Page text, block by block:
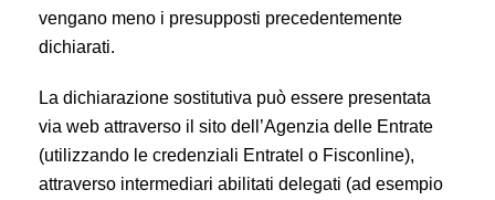
vengano meno i presupposti precedentemente
dichiarati.
La dichiarazione sostitutiva può essere presentata
via web attraverso il sito dell’Agenzia delle Entrate
(utilizzando le credenziali Entratel o Fisconline),
attraverso intermediari abilitati delegati (ad esempio